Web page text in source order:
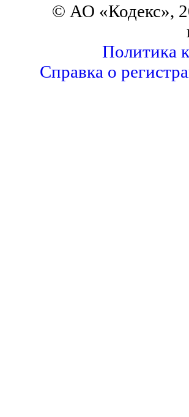
© АО «Кодекс»,
Политика
Справка о